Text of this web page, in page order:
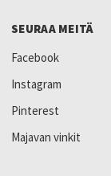
SEURAA MEITÄ
Facebook
Instagram
Pinterest
Majavan vinkit